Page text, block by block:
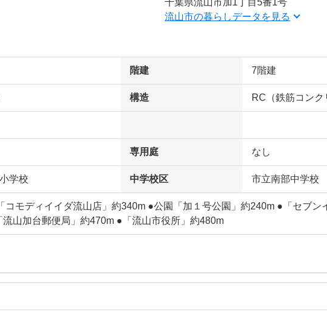
千葉県流山市加1丁目5番1号
流山市の暮らしデータを見る
階建 7階建
構造 RC（鉄筋コンク
専用庭 なし
学校 中学校区 市立南部中学校
コモディイイダ流山店」約340m ●公園「加１号公園」約240m ●「セブン
流山加台郵便局」約470m ●「流山市役所」約480m